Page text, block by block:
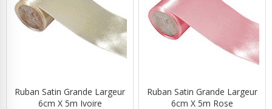
Ruban Satin Grande Largeur
6cm X 5m Ivoire
Ruban Satin Grande Largeur
6cm X 5m Rose